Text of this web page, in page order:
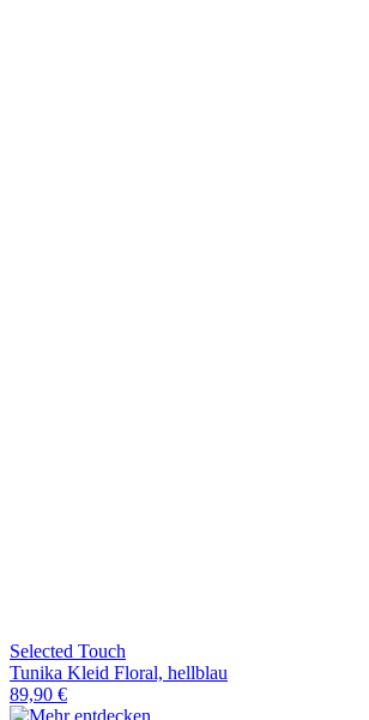
Selected Touch
Tunika Kleid Floral, hellblau
89,90 €